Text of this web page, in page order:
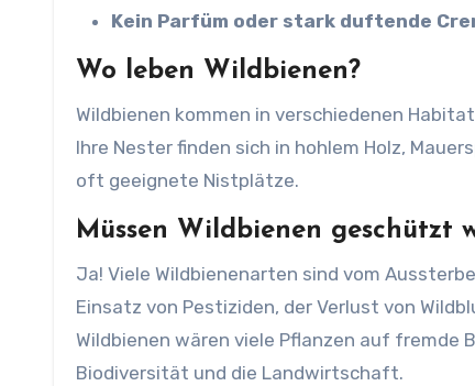
Kein Parfüm oder stark duftende
Wo leben Wildbienen?
Wildbienen kommen in verschiedenen
Ihre Nester finden sich in hohlem Holz,
oft geeignete Nistplätze.
Müssen Wildbienen geschützt
Ja! Viele Wildbienenarten sind vom
Einsatz von Pestiziden, der Verlust von
Wildbienen wären viele Pflanzen auf fremde
Biodiversität und die Landwirtschaft.